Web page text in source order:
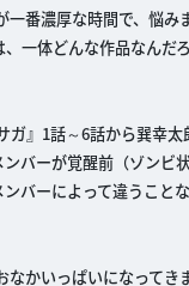
番濃厚な時間で、悩
一体どんな作品なんだ
』1話～6話から巽幸
バーが覚醒前（ゾンビ
バーによって違うこと
かいっぱいになって